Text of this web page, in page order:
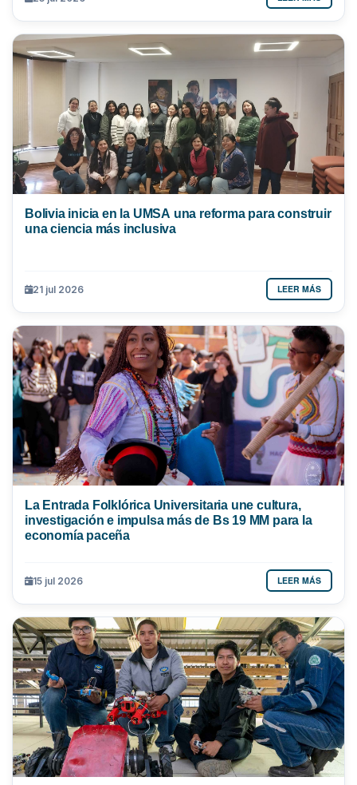
Bolivia inicia en la UMSA una reforma para construir
una ciencia más inclusiva
21 jul 2026 LEER MÁS
La Entrada Folklórica Universitaria une cultura,
investigación e impulsa más de Bs 19 MM para la
economía paceña
15 jul 2026 LEER MÁS